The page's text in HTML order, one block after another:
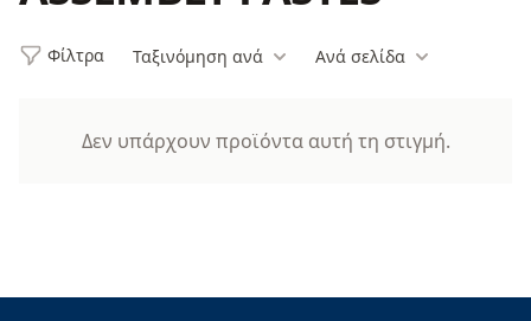
Φίλτρα Ταξινόμηση ανά Ανά σελίδα
Δεν υπάρχουν προϊόντα αυτή τη στιγμή.